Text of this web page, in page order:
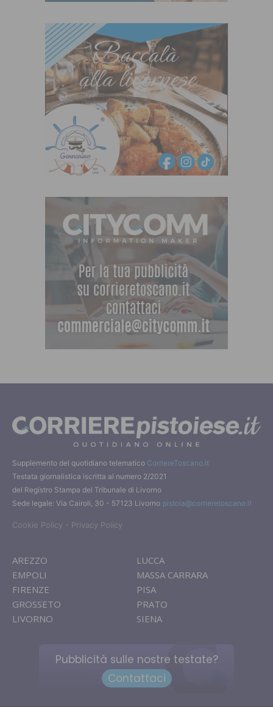
Supplemento del quotidiano telematico CorriereToscano.it
Testata giornalistica iscritta al numero 2/2021
del Registro Stampa del Tribunale di Livorno
Sede legale: Via Cairoli, 30 - 57123 Livorno pistoia@corrieretoscano.it
Cookie Policy - Privacy Policy
AREZZO
EMPOLI
FIRENZE
GROSSETO
LIVORNO
LUCCA
MASSA CARRARA
PISA
PRATO
SIENA
Pubblicità sulle nostre testate?
Contattaci